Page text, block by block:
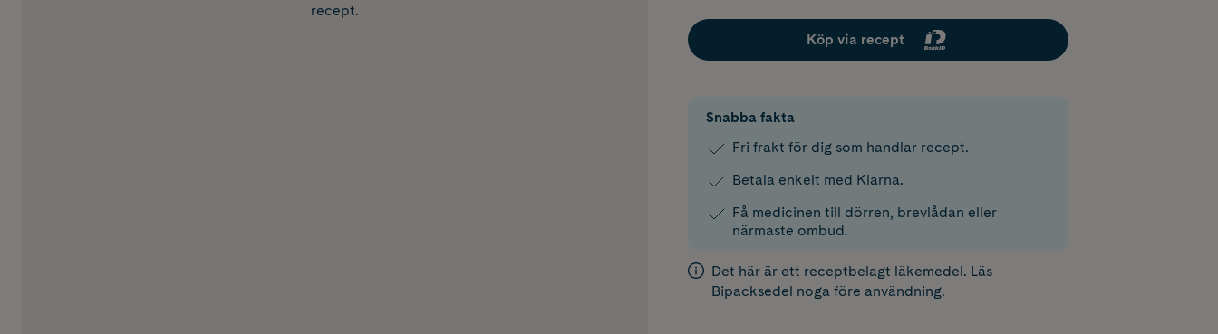
recept.
Köp via recept
Snabba fakta
Fri frakt för dig som handlar recept.
Betala enkelt med Klarna.
Få medicinen till dörren, brevlådan eller
närmaste ombud.
Det här är ett receptbelagt läkemedel. Läs
Bipacksedel noga före användning.